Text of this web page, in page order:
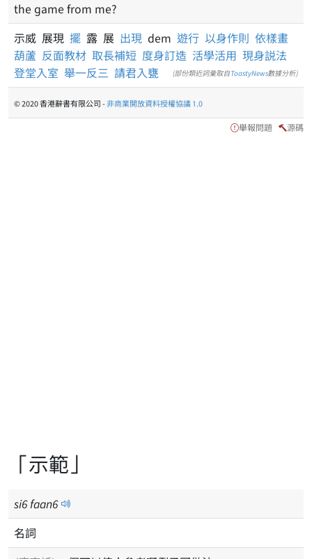
the game from me?
示威 展現 擺 露 展 出現 dem 遊行 以身作則 依樣畫
葫蘆 反面教材 取長補短 度身訂造 活學活用 現身説法
登堂入室 舉一反三 請君入甕 (部份類近詞彙取自ToastyNews數據分析)
© 2020 香港辭書有限公司 -非商業開放資料授權協議 1.0
舉報問題 源碼
「示範」
si6faan6
名詞